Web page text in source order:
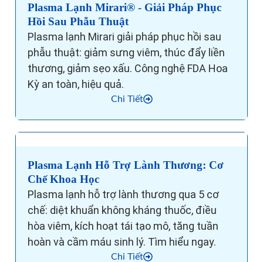
Plasma Lạnh Mirari® - Giải Pháp Phục
Hồi Sau Phẫu Thuật
Plasma lạnh Mirari giải pháp phục hồi sau
phẫu thuật: giảm sưng viêm, thúc đẩy liền
thương, giảm sẹo xấu. Công nghệ FDA Hoa
Kỳ an toàn, hiệu quả.
Chi Tiết
Plasma Lạnh Hỗ Trợ Lành Thương: Cơ
Chế Khoa Học
Plasma lạnh hỗ trợ lành thương qua 5 cơ
chế: diệt khuẩn không kháng thuốc, điều
hòa viêm, kích hoạt tái tạo mô, tăng tuần
hoàn và cầm máu sinh lý. Tìm hiểu ngay.
Chi Tiết